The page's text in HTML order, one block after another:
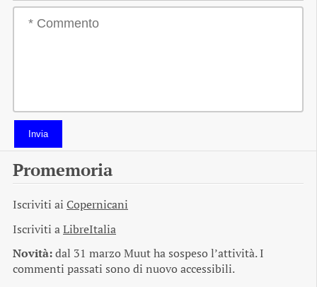
Invia
Promemoria
Iscriviti ai Copernicani
Iscriviti aLibreItalia
Novità:dal 31 marzo Muut ha sospeso l’attività. I
commenti passati sono di nuovo accessibili.